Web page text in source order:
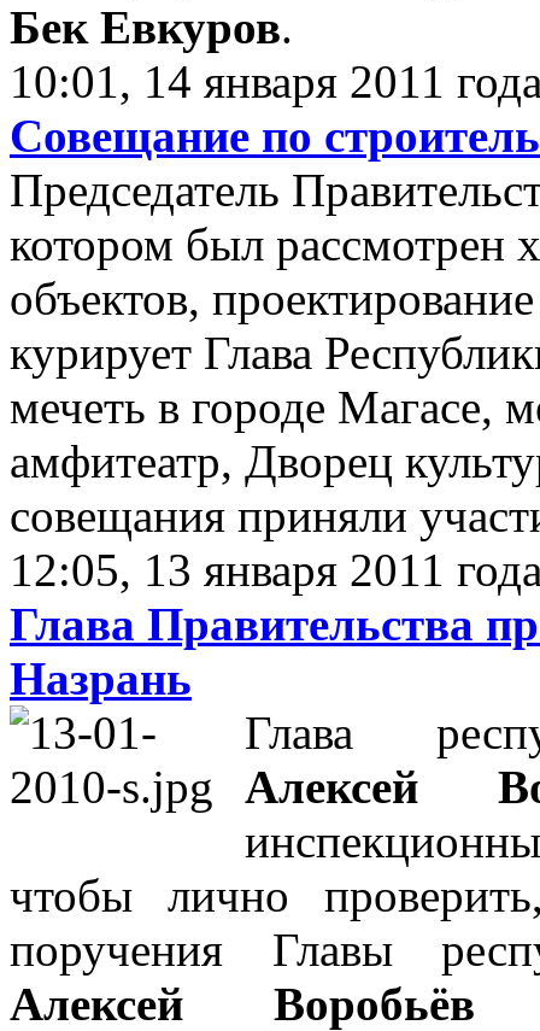
Бек Евкуров.
10:01, 14 января 2011
Совещание по
Председатель
котором был рассмотрен
объектов,
курирует Глава
мечеть в городе Магасе,
амфитеатр, Дворец
совещания приняли
12:05, 13 января 2011
Глава Правительства
Назрань
Глава
Алексей
чтобы лично
поручения Главы
Алексей Воробьёв